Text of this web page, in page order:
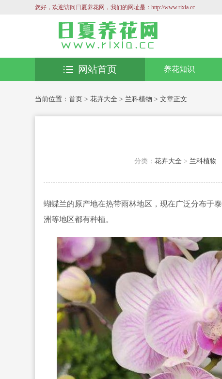
您好，欢迎访问日夏养花网，我们的网址是：http://www.rixia.cc
养花知识
网站首页
当前位置： 首页 > 花卉大全 > 兰科植物 > 文章正文
分类： 花卉大全 > 兰科植物
蝴蝶兰的原产地在热带雨林地区，现在广泛分布于
洲等地区都有种植。